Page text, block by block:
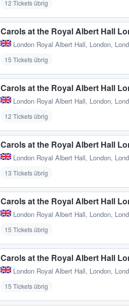
12 Tickets übrig
Carols at the Royal Albert Hall
London Royal Albert Hall, London,
15 Tickets übrig
Carols at the Royal Albert Hall
London Royal Albert Hall, London,
12 Tickets übrig
Carols at the Royal Albert Hall
London Royal Albert Hall, London,
13 Tickets übrig
Carols at the Royal Albert Hall
London Royal Albert Hall, London,
15 Tickets übrig
Carols at the Royal Albert Hall
London Royal Albert Hall, London,
15 Tickets übrig